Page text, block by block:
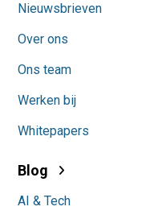
Nieuwsbrieven
Over ons
Ons team
Werken bij
Whitepapers
Blog
AI & Tech